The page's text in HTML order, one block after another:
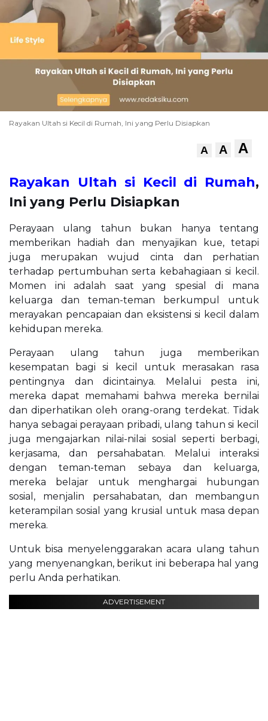
Rayakan Ultah si Kecil di Rumah, Ini yang Perlu Disiapkan
A A A
Rayakan Ultah si Kecil di Rumah,
Ini yang Perlu Disiapkan
Perayaan ulang tahun bukan hanya tentang
memberikan hadiah dan menyajikan kue, tetapi
juga merupakan wujud cinta dan perhatian
terhadap pertumbuhan serta kebahagiaan si kecil.
Momen ini adalah saat yang spesial di mana
keluarga dan teman-teman berkumpul untuk
merayakan pencapaian dan eksistensi si kecil dalam
kehidupan mereka.
Perayaan ulang tahun juga memberikan
kesempatan bagi si kecil untuk merasakan rasa
pentingnya dan dicintainya. Melalui pesta ini,
mereka dapat memahami bahwa mereka bernilai
dan diperhatikan oleh orang-orang terdekat. Tidak
hanya sebagai perayaan pribadi, ulang tahun si kecil
juga mengajarkan nilai-nilai sosial seperti berbagi,
kerjasama, dan persahabatan. Melalui interaksi
dengan teman-teman sebaya dan keluarga,
mereka belajar untuk menghargai hubungan
sosial, menjalin persahabatan, dan membangun
keterampilan sosial yang krusial untuk masa depan
mereka.
Untuk bisa menyelenggarakan acara ulang tahun
yang menyenangkan, berikut ini beberapa hal yang
perlu Anda perhatikan.
ADVERTISEMENT